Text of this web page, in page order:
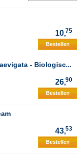
10,75
Bestellen
- Biologisc...
26,90
Bestellen
43,53
Bestellen